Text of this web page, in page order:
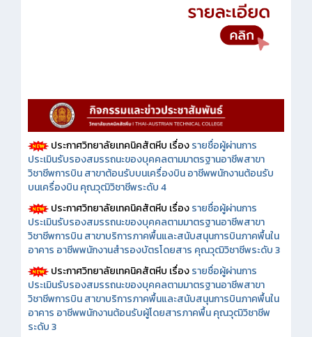
ประกาศวิทยาลัยเทคนิคสัตหีบ เรื่องรายชื่อผู้ผ่านการ
ประเมินรับรองสมรรถนะของบุคคลตามมาตรฐานอาชีพสาขา
วิชาชีพการบิน สาขาต้อนรับบนเครื่องบิน อาชีพพนักงานต้อนรับ
บนเครื่องบิน คุณวุฒิวิชาชีพระดับ 4
ประกาศวิทยาลัยเทคนิคสัตหีบ เรื่องรายชื่อผู้ผ่านการ
ประเมินรับรองสมรรถนะของบุคคลตามมาตรฐานอาชีพสาขา
วิชาชีพการบิน สาขาบริการภาคพื้นและสนับสนุนการบินภาคพื้นใน
อาคาร อาชีพพนักงานสำรองบัตรโดยสาร คุณวุฒิวิชาชีพระดับ 3
ประกาศวิทยาลัยเทคนิคสัตหีบ เรื่องรายชื่อผู้ผ่านการ
ประเมินรับรองสมรรถนะของบุคคลตามมาตรฐานอาชีพสาขา
วิชาชีพการบิน สาขาบริการภาคพื้นและสนับสนุนการบินภาคพื้นใน
อาคาร อาชีพพนักงานต้อนรับผู้โดยสารภาคพื้น คุณวุฒิวิชาชีพ
ระดับ 3